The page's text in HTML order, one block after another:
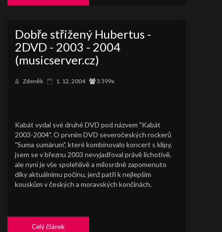
Dobře střižený Hubertus -
2DVD - 2003 - 2004
(musicserver.cz)
Zdeněk 1. 12. 2004 3 399x
Kabát vydal své druhé DVD pod názvem "Kabát
2003-2004". O prvním DVD severočeských rockerů
"Suma sumárum", které kombinovalo koncert s klipy,
jsem se v březnu 2003 nevyjadřoval právě lichotivě,
ale nyní je vše spolehlivě a milosrdně zapomenuto
díky aktuálnímu počinu, jenž patří k nejlepším
kouskům v českých a moravských končinách.
Celý článek